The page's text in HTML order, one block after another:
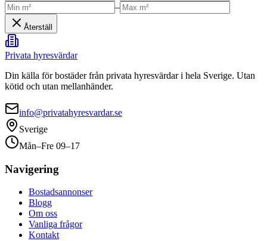
–
Återställ
Privata hyresvärdar
Din källa för bostäder från privata hyresvärdar i hela Sverige. Utan
kötid och utan mellanhänder.
info@privatahyresvardar.se
Sverige
Mån–Fre 09–17
Navigering
Bostadsannonser
Blogg
Om oss
Vanliga frågor
Kontakt